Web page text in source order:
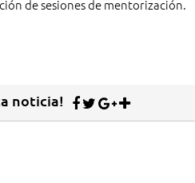
de sesiones de mentorización.
noticia!